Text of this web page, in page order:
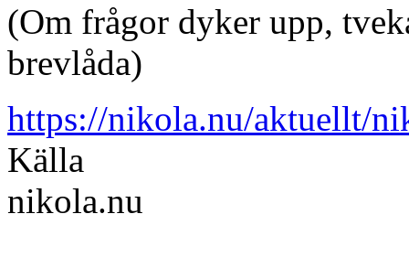
(Om frågor dyker upp,
brevlåda)
https://nikola.nu/aktuellt/
Källa
nikola.nu